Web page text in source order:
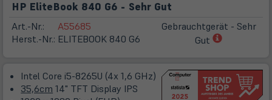
HP EliteBook 840 G6 - Sehr Gut
Art.-Nr.:
Herst.-Nr.:
A55685
ELITEBOOK 840 G6
Gebrauchtgerät - Sehr
Gut
(öffnet
Tab)
Intel Core i5-8265U (4x 1,6 GHz)
35,6cm 14" TFT Display IPS